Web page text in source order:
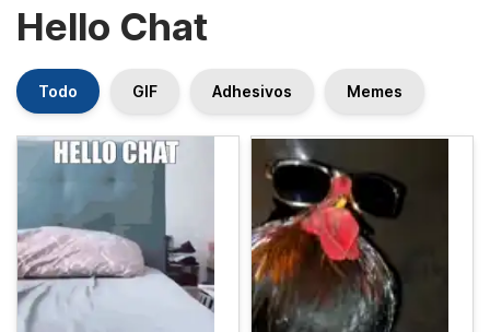
Hello Chat
Todo GIF Adhesivos Memes